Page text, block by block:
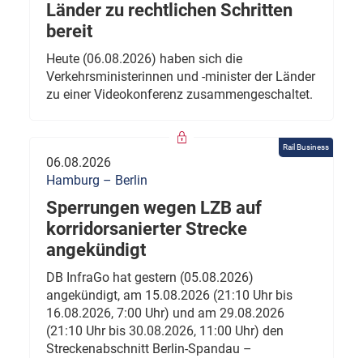
Länder zu rechtlichen Schritten
bereit
Heute (06.08.2026) haben sich die
Verkehrsministerinnen und -minister der Länder
zu einer Videokonferenz zusammengeschaltet.
Rail Business
06.08.2026
Hamburg – Berlin
Sperrungen wegen LZB auf
korridorsanierter Strecke
angekündigt
DB InfraGo hat gestern (05.08.2026)
angekündigt, am 15.08.2026 (21:10 Uhr bis
16.08.2026, 7:00 Uhr) und am 29.08.2026
(21:10 Uhr bis 30.08.2026, 11:00 Uhr) den
Streckenabschnitt Berlin-Spandau –